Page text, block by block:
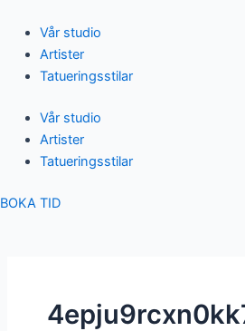
content
Vår studio
Artister
Tatueringsstilar
Vår studio
Artister
Tatueringsstilar
BOKA TID